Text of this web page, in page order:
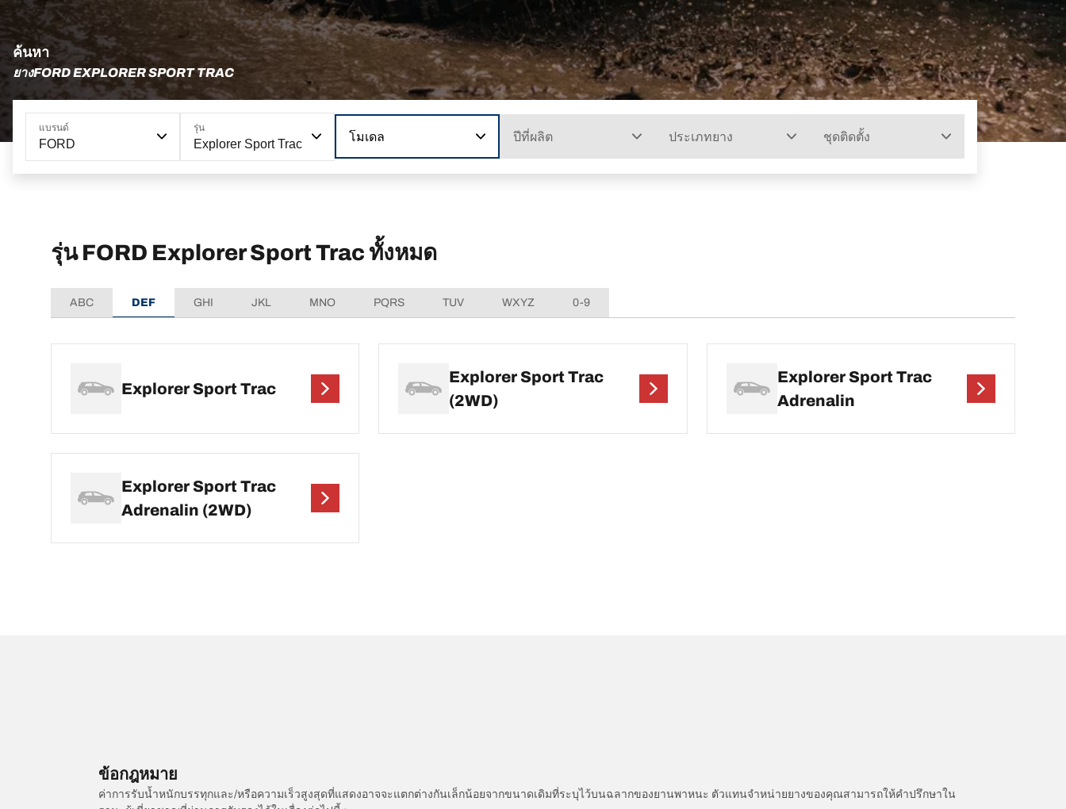
ค้นหา
ยางFORD EXPLORER SPORT TRAC
แบรนด์
FORD
รุ่น
Explorer Sport Trac
โมเดล ปีที่ผลิต ประเภทยาง ชุดติดตั้ง
รุ่น FORD Explorer Sport Trac ทั้งหมด
ABC DEF GHI JKL MNO PQRS TUV WXYZ 0-9
Explorer Sport Trac
Explorer Sport Trac
(2WD)
Explorer Sport Trac
Adrenalin
Explorer Sport Trac
Adrenalin (2WD)
ข้อกฎหมาย
ค่าการรับน้ำหนักบรรทุกและ/หรือความเร็วสูงสุดที่แสดงอาจจะแตกต่างกันเล็กน้อยจากขนาดเดิมที่ระบุไว้บนฉลากของยานพาหนะ ตัวแทนจำหน่ายยางของคุณสามารถให้คำปรึกษาใน